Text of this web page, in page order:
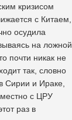
кризисом
с Китаем,
осудила
на ложной
почти никак не
так, словно
Сирии и Ираке,
с ЦРУ
раз в